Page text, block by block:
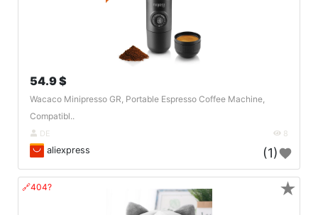
54.9 $
Wacaco Minipresso GR, Portable Espresso Coffee Machine,
Compatibl..
DE 8
aliexpress (1)
🔗404? ★